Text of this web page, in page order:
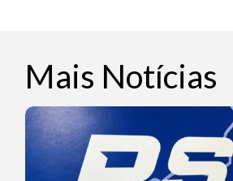
Mais Notícias